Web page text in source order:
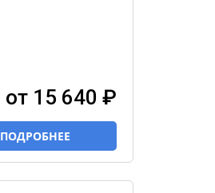
от 15 640 ₽
ПОДРОБНЕЕ